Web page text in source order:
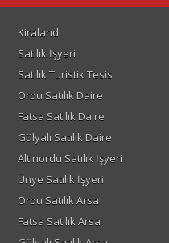
Kiralandi
Satılık İşyeri
Satılık Turistik Tesis
Ordu Satılık Daire
Fatsa Satılık Daire
Gülyalı Satılık Daire
Altınordu Satılık İşyeri
Ünye Satılık İşyeri
Ordu Satılık Arsa
Fatsa Satılık Arsa